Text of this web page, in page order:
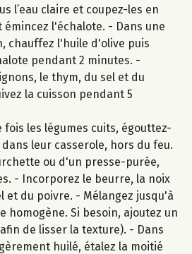
l’eau claire et coupez-les en
émincez l'échalote. - Dans une
chauffez l'huile d'olive puis
pendant 2 minutes. -
le thym, du sel et du
la cuisson pendant 5
fois les légumes cuits, égouttez-
leur casserole, hors du feu.
ou d'un presse-purée,
- Incorporez le beurre, la noix
et du poivre. - Mélangez jusqu'à
homogène. Si besoin, ajoutez un
de lisser la texture). - Dans
huilé, étalez la moitié